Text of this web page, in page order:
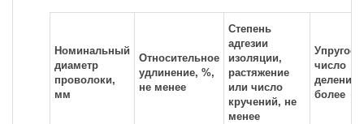
Номинальный
диаметр
проволоки,
мм
Относительное
удлинение, %,
не менее
Степень
адгезии
изоляции,
растяжение
или число
кручений, не
менее
число
делений,
более